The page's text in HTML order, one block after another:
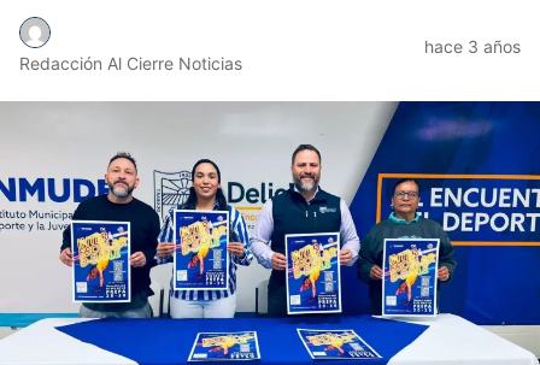
Redacción Al Cierre Noticias
hace 3 años